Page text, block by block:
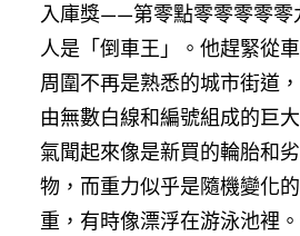
入庫獎——第零點零零零零零
人是「倒車王」。他趕緊從
周圍不再是熟悉的城市街道
由無數白線和編號組成的巨
氣聞起來像是新買的輪胎和
物，而重力似乎是隨機變化
重，有時像漂浮在游泳池裡